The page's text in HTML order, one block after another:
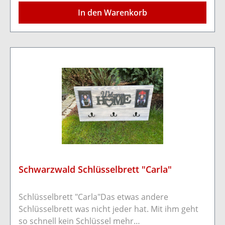
werden.Farbe: Schwarz/dunkelMaße: Länge
40cm Breite 30cm Stärke 1,8cm
In den Warenkorb
Schwarzwald Schlüsselbrett "Carla"
Schlüsselbrett "Carla"Das etwas andere
Schlüsselbrett was nicht jeder hat. Mit ihm geht
so schnell kein Schlüssel mehr